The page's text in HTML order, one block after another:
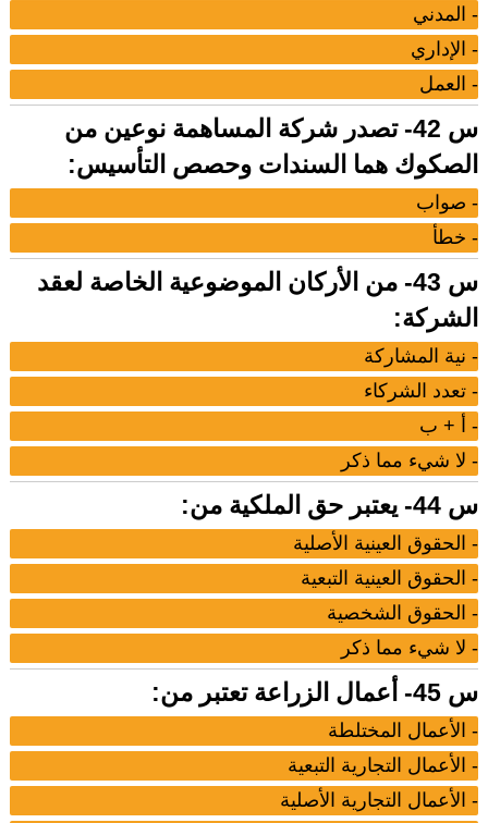
- المدني
- الإداري
- العمل
س 42- تصدر شركة المساهمة نوعين من
الصكوك هما السندات وحصص التأسيس:
- صواب
- خطأ
س 43- من الأركان الموضوعية الخاصة لعقد
الشركة:
- نية المشاركة
- تعدد الشركاء
- أ + ب
- لا شيء مما ذكر
س 44- يعتبر حق الملكية من:
- الحقوق العينية الأصلية
- الحقوق العينية التبعية
- الحقوق الشخصية
- لا شيء مما ذكر
س 45- أعمال الزراعة تعتبر من:
- الأعمال المختلطة
- الأعمال التجارية التبعية
- الأعمال التجارية الأصلية